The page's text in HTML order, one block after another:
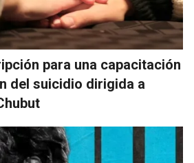
para una capacitación
del suicidio dirigida a